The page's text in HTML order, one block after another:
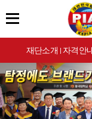
재단소개 | 자격안